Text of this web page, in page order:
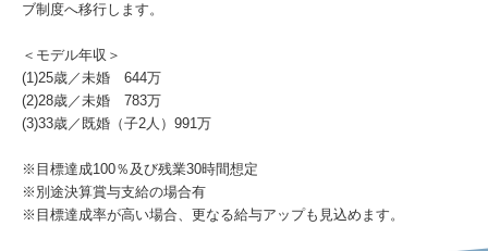
ブ制度へ移行します。
＜モデル年収＞
(1)25歳／未婚 644万
(2)28歳／未婚 783万
(3)33歳／既婚（子2人）991万
※目標達成100％及び残業30時間想定
※別途決算賞与支給の場合有
※目標達成率が高い場合、更なる給与アップも見込めます。